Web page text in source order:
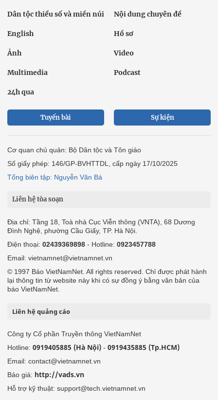
Dân tộc thiểu số và miền núi Nội dung chuyên đề
English Hồ sơ
Ảnh Video
Multimedia Podcast
24h qua
Tuyến bài Sự kiện
Cơ quan chủ quản: Bộ Dân tộc và Tôn giáo
Số giấy phép: 146/GP-BVHTTDL, cấp ngày 17/10/2025
Tổng biên tập: Nguyễn Văn Bá
Liên hệ tòa soạn
Địa chỉ: Tầng 18, Toà nhà Cục Viễn thông (VNTA), 68 Dương
Đình Nghệ, phường Cầu Giấy, TP. Hà Nội.
Điện thoại: 02439369898 - Hotline: 0923457788
Email: vietnamnet@vietnamnet.vn
© 1997 Báo VietNamNet. All rights reserved. Chỉ được phát hành
lại thông tin từ website này khi có sự đồng ý bằng văn bản của
báo VietNamNet.
Liên hệ quảng cáo
Công ty Cổ phần Truyền thông VietNamNet
Hotline: 0919405885 (Hà Nội) - 0919435885 (Tp.HCM)
Email: contact@vietnamnet.vn
Báo giá: http://vads.vn
Hỗ trợ kỹ thuật: support@tech.vietnamnet.vn